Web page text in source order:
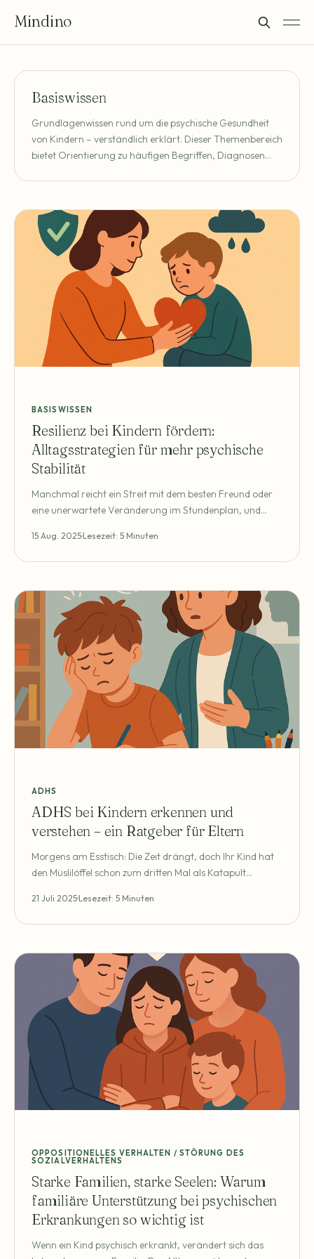
Mindino
Basiswissen
Grundlagenwissen rund um die psychische Gesundheit
von Kindern – verständlich erklärt. Dieser Themenbereich
bietet Orientierung zu häufigen Begriffen, Diagnosen
BASISWISSEN
Resilienz bei Kindern fördern:
Alltagsstrategien für mehr psychische
Stabilität
Manchmal reicht ein Streit mit dem besten Freund oder
eine unerwartete Veränderung im Stundenplan, und
zurück, weint wegen Kleinigkeiten oder bekommt
Wutanfälle, die niemand so recht einordnen kann.
Familienalltag. Als Mutter oder
15 Aug. 2025 Lesezeit: 5 Minuten
ADHS
ADHS bei Kindern erkennen und
verstehen – ein Ratgeber für Eltern
Morgens am Esstisch: Die Zeit drängt, doch Ihr Kind hat
den Müslilöffel schon zum dritten Mal als Katapult
Jackeanziehen endet der Versuch in einem
21 Juli 2025 Lesezeit: 5 Minuten
OPPOSITIONELLES VERHALTEN / STÖRUNG DES
SOZIALVERHALTENS
Starke Familien, starke Seelen: Warum
familiäre Unterstützung bei psychischen
Erkrankungen so wichtig ist
Wenn ein Kind psychisch erkrankt, verändert sich das